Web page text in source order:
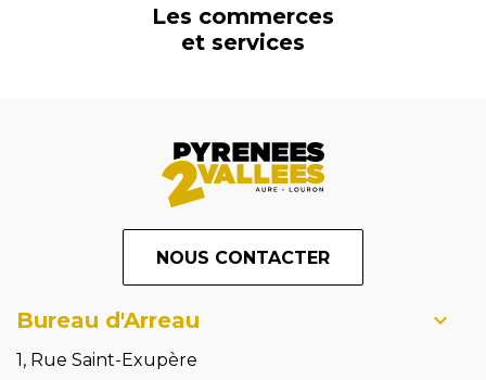
Les commerces
et services
NOUS CONTACTER
Bureau d'Arreau
1, Rue Saint-Exupère